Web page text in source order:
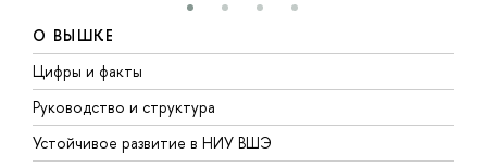
О ВЫШКЕ
Цифры и факты
Руководство и структура
Устойчивое развитие в НИУ ВШЭ